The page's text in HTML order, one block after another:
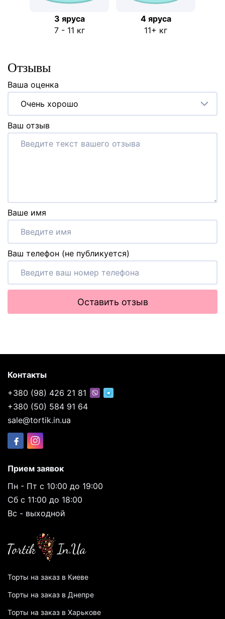
3 яруса
7 - 11 кг
4 яруса
11+ кг
Отзывы
Ваша оценка
Очень хорошо
Ваш отзыв
Ваше имя
Ваш телефон (не публикуется)
Оставить отзыв
Контакты
+380 (98) 426 21 81
+380 (50) 584 91 64
sale@tortik.in.ua
Прием заявок
Пн - Пт с 10:00 до 19:00
Сб с 11:00 до 18:00
Вс - выходной
Торты на заказ в Киеве
Торты на заказ в Днепре
Торты на заказ в Харькове